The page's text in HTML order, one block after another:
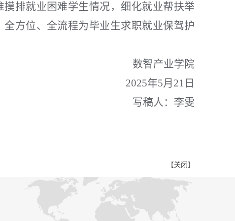
排就业困难学生情况，细化就业帮扶举
方位、全流程为毕业生求职就业保驾护
数智产业学院
2025年5月21日
写稿人：李雯
【关闭 】